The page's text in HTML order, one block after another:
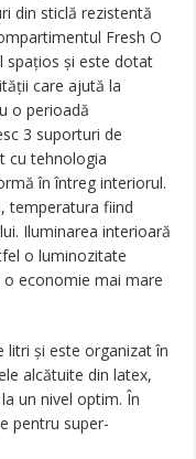
din sticlă rezistentă
Fresh O
spațios și este dotat
care ajută la
o perioadă
3 suporturi de
cu tehnologia
în întreg interiorul.
temperatura fiind
Iluminarea interioară
o luminozitate
o economie mai mare
litri și este organizat în
alcătuite din latex,
un nivel optim. În
pentru super-